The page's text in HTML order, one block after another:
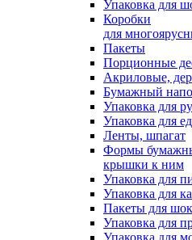
Упаковка для
Коробки
для
Пакеты
Порционные
Акриловые,
Бумажный
Упаковка для
Упаковка для
Ленты, шпагат
Формы
крышки к ним
Упаковка для
Упаковка для
Пакеты для
Упаковка для
Упаковка для